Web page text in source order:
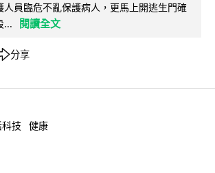
人員臨危不亂保護病人，更馬上開逃生門確
...
閱讀全文
分享
技 健康